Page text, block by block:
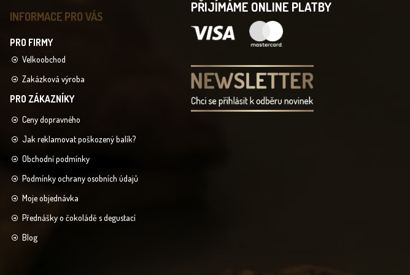
INFORMACE PRO VÁS
Velkoobchod
Zakázková výroba
Ceny dopravného
Jak reklamovat poškozený balík?
Obchodní podmínky
Podmínky ochrany osobních údajů
Moje objednávka
Přednášky o čokoládě s degustací
Blog
PŘIJÍMÁME ONLINE PLATBY